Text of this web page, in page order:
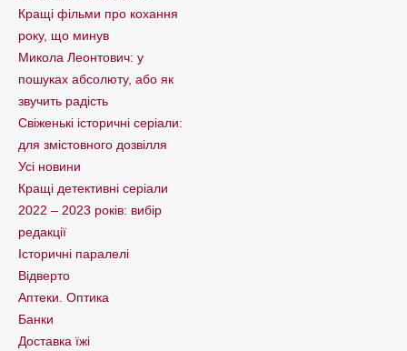
Кращі фільми про кохання
року, що минув
Микола Леонтович: у
пошуках абсолюту, або як
звучить радість
Свіженькі історичні серіали:
для змістовного дозвілля
Усі новини
Кращі детективні серіали
2022 – 2023 років: вибір
редакції
Історичні паралелі
Відверто
Аптеки. Оптика
Банки
Доставка їжі